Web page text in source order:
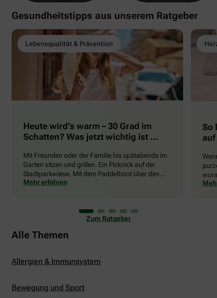
Gesundheitstipps aus unserem Ratgeber
Lebensqualität & Prävention
Heute wird’s warm – 30 Grad im
Schatten? Was jetzt wichtig ist …
Mit Freunden oder der Familie bis spätabends im
Garten sitzen und grillen. Ein Picknick auf der
Stadtparkwiese. Mit dem Paddelboot über den
See gleiten oder eine Radtour durch die blühende
er uns auch ganz schön zu schaffen. Wenn die
Temperaturen tagsüber auf mehr als 30 Grad
klettern und uns warme Tropennächte den Schlaf
rauben, sehnen wir uns oft nach einem
Mehr erfahren
So
die
Zum Ratgeber
Alle Themen
Allergien & Immunsystem
Bewegung und Sport